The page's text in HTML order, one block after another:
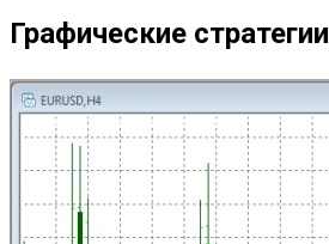
Графические стратегии